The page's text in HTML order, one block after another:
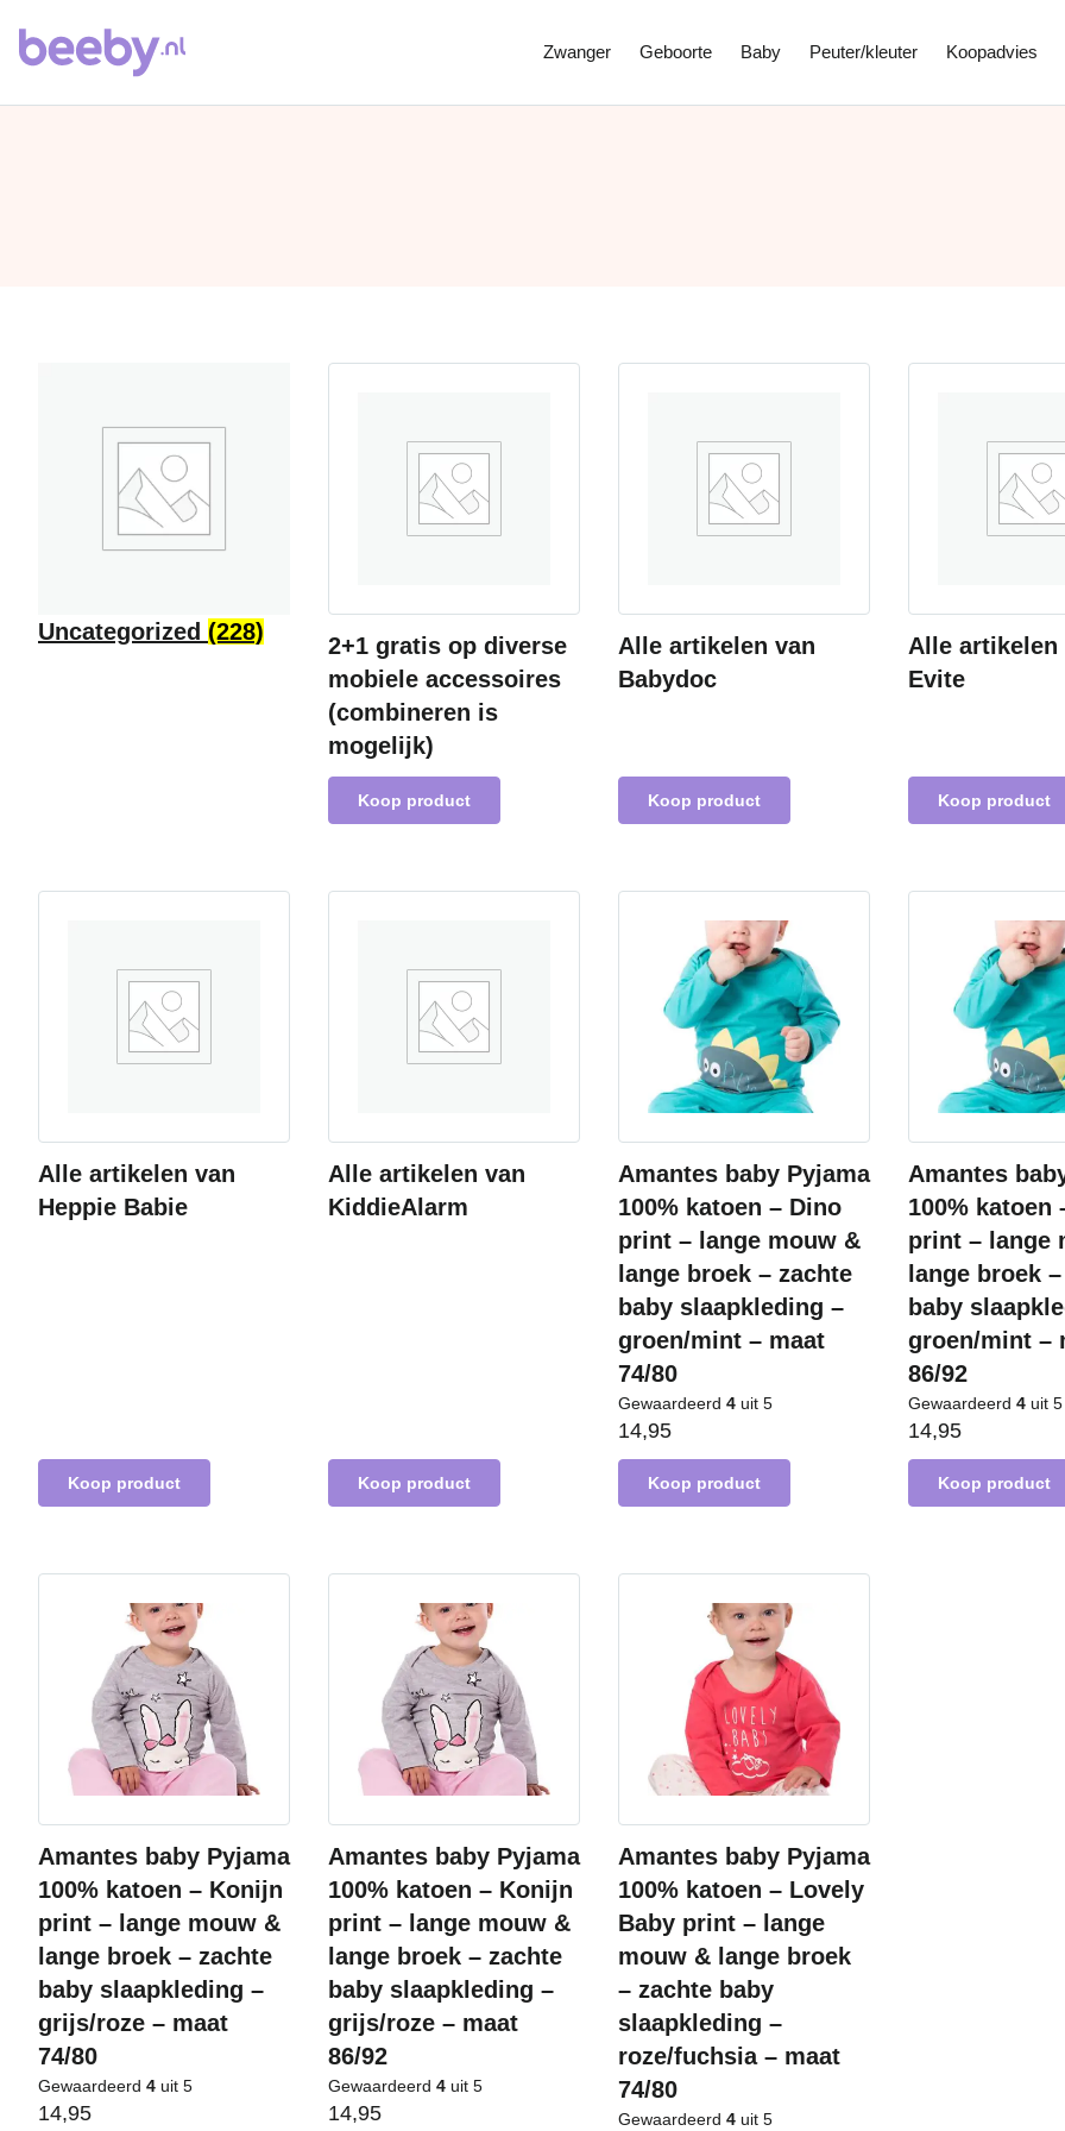
Zwanger Geboorte Baby Peuter/kleuter Koopadvies
Uncategorized (228)
2+1 gratis op diverse
mobiele accessoires
(combineren is
mogelijk)
Koop product
Alle artikelen van
Babydoc
Koop product
Alle artikelen
Evite
Koop product
Alle artikelen van
Heppie Babie
Koop product
Alle artikelen van
KiddieAlarm
Koop product
Amantes baby Pyjama
100% katoen – Dino
print – lange mouw &
lange broek – zachte
baby slaapkleding –
groen/mint – maat
74/80
Gewaardeerd 4 uit 5
14,95
Koop product
Amantes
100% katoen
print – lange
lange broek
baby
groen/mint –
86/92
Gewaardeerd 4 uit 5
14,95
Koop product
Amantes baby Pyjama
100% katoen – Konijn
print – lange mouw &
lange broek – zachte
baby slaapkleding –
grijs/roze – maat
74/80
Gewaardeerd 4 uit 5
14,95
Amantes baby Pyjama
100% katoen – Konijn
print – lange mouw &
lange broek – zachte
baby slaapkleding –
grijs/roze – maat
86/92
Gewaardeerd 4 uit 5
14,95
Amantes baby Pyjama
100% katoen – Lovely
Baby print – lange
mouw & lange broek
– zachte baby
slaapkleding –
roze/fuchsia – maat
74/80
Gewaardeerd 4 uit 5